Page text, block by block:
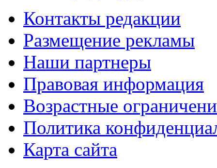
Контакты редакции
Размещение рекламы
Наши партнеры
Правовая информация
Возрастные
Политика
Карта сайта